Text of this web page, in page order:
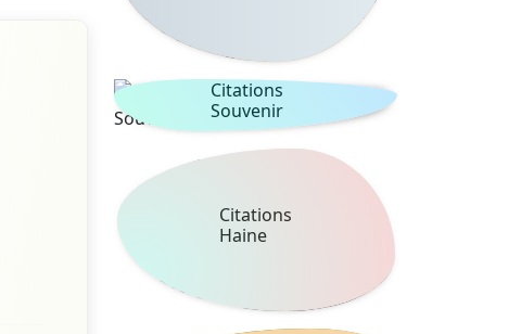
Citations
Souvenir
Citations
Haine